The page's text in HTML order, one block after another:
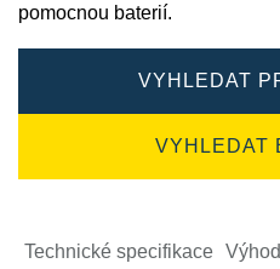
pomocnou baterií.
VYHLEDAT
VYHLEDAT
Technické specifikace